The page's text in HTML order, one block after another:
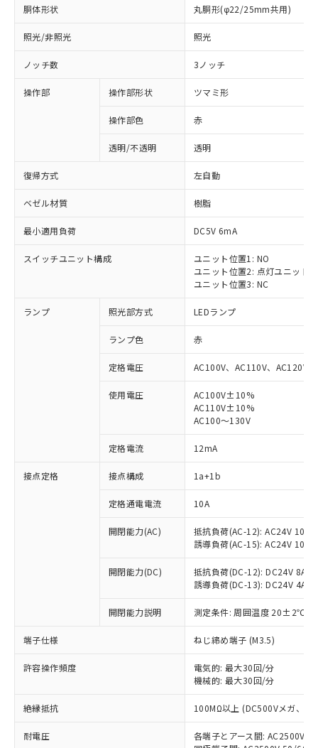
胴体形状 丸胴形(φ22/25mm共用)
照光/非照光 照光
ノッチ数 3ノッチ
操作部 操作部形状 ツマミ形
操作部色 赤
透明/不透明 透明
復帰方式 左自動
ベゼル材質 樹脂
最小適用負荷 DC5V 6mA
スイッチユニット構成
ユニット位置1: NO
ユニット位置2: 点灯ユニット
ユニット位置3: NC
ランプ 照光部方式 LEDランプ
ランプ色 赤
定格電圧 AC100V、AC110V、AC120V
使用電圧
AC100V±10%
AC110V±10%
AC100～130V
定格電流 12mA
接点定格 接点構成 1a+1b
定格通電電流 10A
開閉能力(AC)
抵抗負荷(AC-12): AC24V 10A/
誘導負荷(AC-15): AC24V
開閉能力(DC)
抵抗負荷(DC-12): DC24V 8A/
誘導負荷(DC-13): DC24V 4A/
開閉能力説明 測定条件: 周囲温度 20±2℃、
端子仕様 ねじ締め端子 (M3.5)
許容操作頻度
電気的: 最大30回/分
機械的: 最大30回/分
絶縁抵抗 100MΩ以上 (DC500Vメガ、点
耐電圧
各端子とアース間: AC2500V
ご利用条件
以下の条件をお読みいただき、同意のうえ
本サービスは、当社制御機器事業取扱
商品の当社在庫状況および標準価格
(税抜)を提供させていただくもので
当社制御機器事業取扱商品の中には、
本サービスの対象外となる商品もある
ことをご了承ください。
※1 対応状況
対応済み：EU RoHS指令（10物質）の
非含有に対応した製品が提供可能な商品で
対応予定：EU RoHS指令（10物質）の非含
有に対応した製品に切り替える予定のある
対応予定なし：EU RoHS指令（10物質）の
非含有に非対応の商品で、対応品を出す予
調査・確認中：EU RoHS指令（10物質）の
非含有の対応状況を調査中または確認中の
商品です。
非該当品：ライセンス料など無形物で、有
害物質有無と関係のない商品です。
仕入先様の事情により、非含有部品として
いたものが、含有品と判明した場合などや
「○」：最大均質材料含有率が中国RoHSの
「×」：最大均質材料含有率が中国RoHSの
基準値を超えていることを示します。
当社は、これら貴社製品のうち、外国